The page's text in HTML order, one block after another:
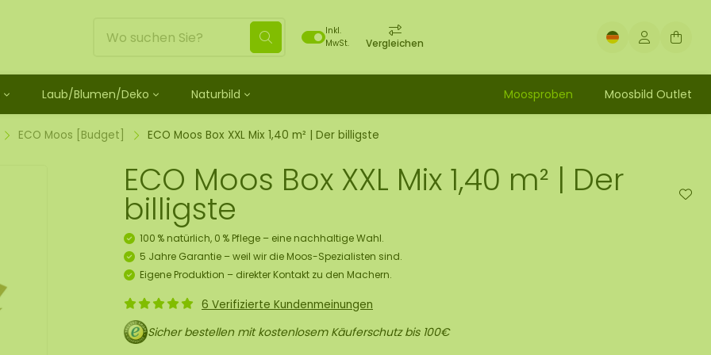
Inkl.
MwSt.
Vergleichen
Moosdots Moosbild [TIP]
Moosdots Cinco Moosbild
Moosdots-Set Moosbild
und Spray
Set zum Selbermachen
Loses Moos behandelt
Kugelmoos
Fluff moos
ECO Moos [Budget]
Moosgeschenk
Laub/Blumen/Deko Naturbild Moosproben Moosbild Outlet
ECO Moos [Budget] ECO Moos Box XXL Mix 1,40 m² | Der billigste
ECO Moos Box XXL Mix 1,40 m² | Der
billigste
100 % natürlich, 0 % Pflege – eine nachhaltige Wahl.
5 Jahre Garantie – weil wir die Moos-Spezialisten sind.
Eigene Produktion – direkter Kontakt zu den Machern.
6 Verifizierte Kundenmeinungen
Sicher bestellen mit kostenlosem Käuferschutz bis 100€